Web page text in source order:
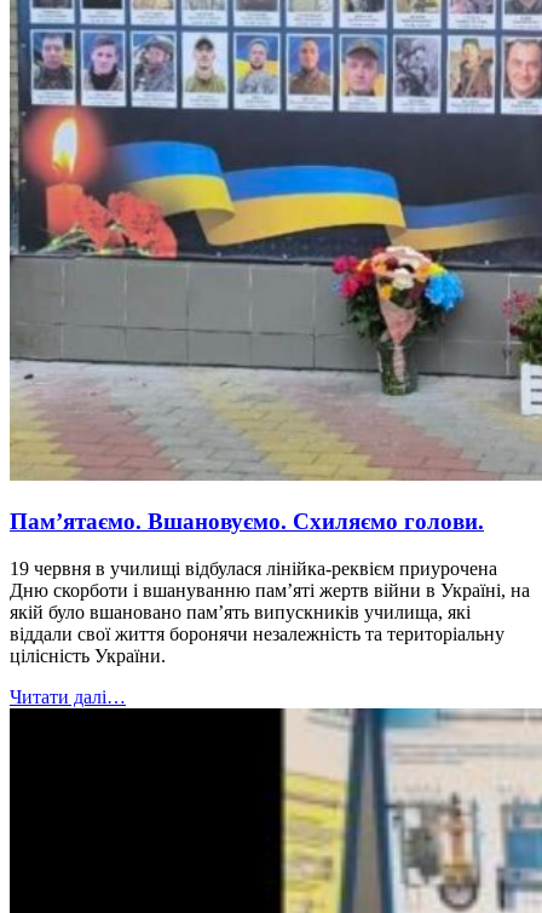
Пам’ятаємо. Вшановуємо. Схиляємо голови.
19 червня в училищі відбулася лінійка-реквієм приурочена
Дню скорботи і вшануванню пам’яті жертв війни в Україні, на
якій було вшановано пам’ять випускників училища, які
віддали свої життя боронячи незалежність та територіальну
цілісність України.
Читати далі…